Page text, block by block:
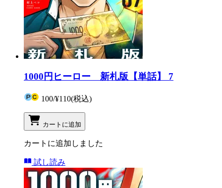
1000円ヒーロー 新札版【単話】 7
100/¥110(税込)
カートに追加
カートに追加しました
試し読み